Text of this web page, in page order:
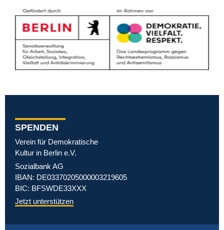
SPENDEN
Verein für Demokratische
Kultur in Berlin e.V.
Sozialbank AG
IBAN: DE03370205000003219605
BIC: BFSWDE33XXX
Jetzt unterstützen